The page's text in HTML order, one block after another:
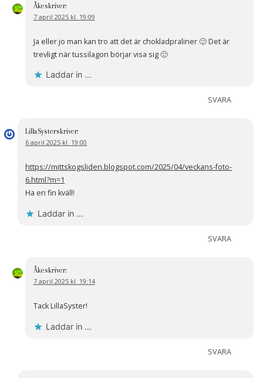
Åkeskriver:
7 april 2025 kl. 19:09
Ja eller jo man kan tro att det är chokladpraliner 🙂 Det är
trevligt när tussilagon börjar visa sig 🙂
Laddar in …
SVARA
LillaSysterskriver:
6 april 2025 kl. 19:00
https://mittskogsliden.blogspot.com/2025/04/veckans-foto-
6.html?m=1
Ha en fin kväll!
Laddar in …
SVARA
Åkeskriver:
7 april 2025 kl. 19:14
Tack LillaSyster!
Laddar in …
SVARA